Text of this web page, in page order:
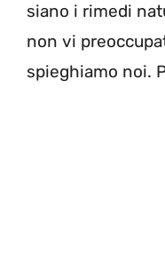
siano i rimedi
non vi
spieghiamo noi.